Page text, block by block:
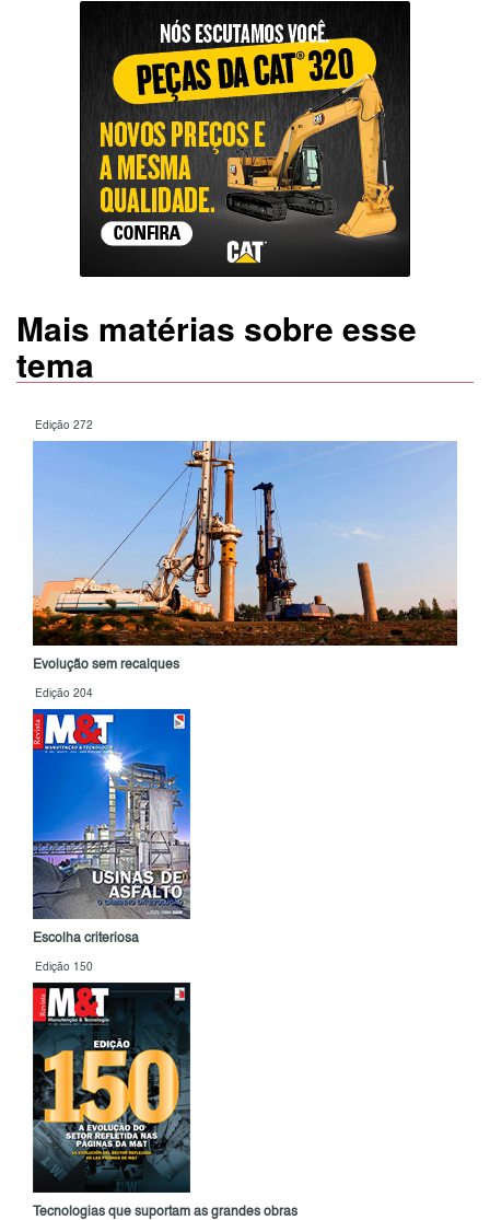
Mais matérias sobre esse
tema
Edição 272
Evolução sem recalques
Edição 204
Escolha criteriosa
Edição 150
Tecnologias que suportam as grandes obras